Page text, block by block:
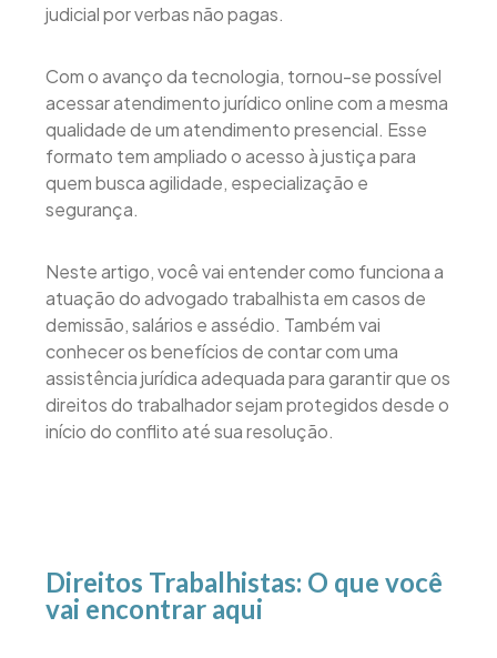
judicial por verbas não pagas.
Com o avanço da tecnologia, tornou-se possível
acessar atendimento jurídico online com a mesma
qualidade de um atendimento presencial. Esse
formato tem ampliado o acesso à justiça para
quem busca agilidade, especialização e
segurança.
Neste artigo, você vai entender como funciona a
atuação do advogado trabalhista em casos de
demissão, salários e assédio. Também vai
conhecer os benefícios de contar com uma
assistência jurídica adequada para garantir que os
direitos do trabalhador sejam protegidos desde o
início do conflito até sua resolução.
Direitos Trabalhistas: O que você
vai encontrar aqui